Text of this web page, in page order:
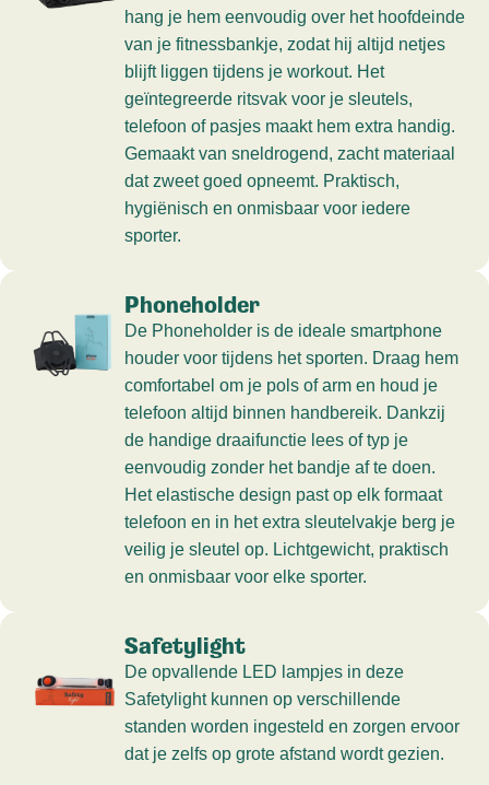
hang je hem eenvoudig over het hoofdeinde
van je fitnessbankje, zodat hij altijd netjes
blijft liggen tijdens je workout. Het
geïntegreerde ritsvak voor je sleutels,
telefoon of pasjes maakt hem extra handig.
Gemaakt van sneldrogend, zacht materiaal
dat zweet goed opneemt. Praktisch,
hygiënisch en onmisbaar voor iedere
sporter.
Phoneholder
De Phoneholder is de ideale smartphone
houder voor tijdens het sporten. Draag hem
comfortabel om je pols of arm en houd je
telefoon altijd binnen handbereik. Dankzij
de handige draaifunctie lees of typ je
eenvoudig zonder het bandje af te doen.
Het elastische design past op elk formaat
telefoon en in het extra sleutelvakje berg je
veilig je sleutel op. Lichtgewicht, praktisch
en onmisbaar voor elke sporter.
Safetylight
De opvallende LED lampjes in deze
Safetylight kunnen op verschillende
standen worden ingesteld en zorgen ervoor
dat je zelfs op grote afstand wordt gezien.